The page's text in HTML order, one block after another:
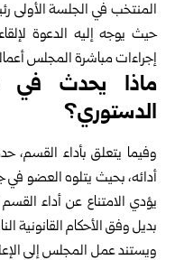
المنتخب في الجلسة ‏الأولى
حيث يوجه إليه الدعوة
إجراءات مباشرة المجلس
ماذا يحدث في
الدستوري؟
وفيما يتعلق بأداء القسم،
أدائه، بحيث يتلوه ‏العضو
يؤدي الامتناع عن أداء
بديل وفق الأحكام القانونية